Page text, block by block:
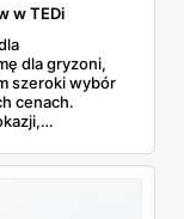
w TEDi
dla gryzoni,
szeroki wybór
cenach.
najciekawsze